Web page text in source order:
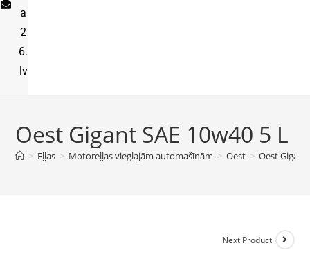
a
2
6.
lv
Oest Gigant SAE 10w40 5 L
> Eļļas > Motoreļļas vieglajām automašīnām > Oest > Oest Gigant
Next Product